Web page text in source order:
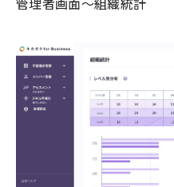
管理者画面〜組織統計